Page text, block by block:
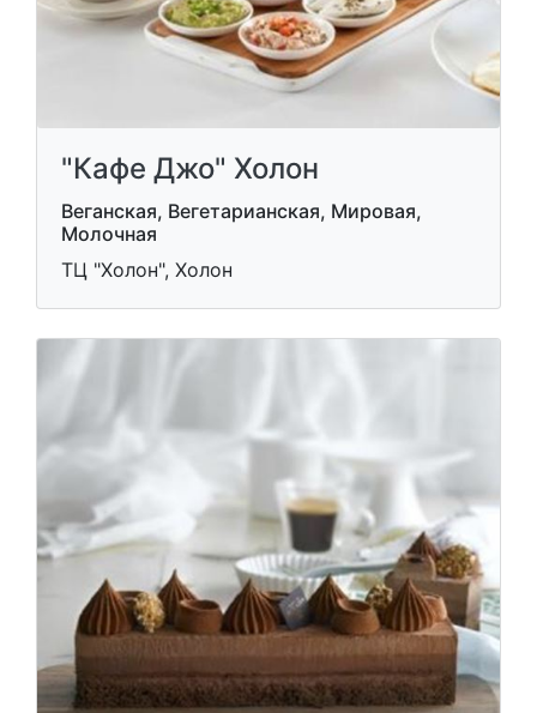
"Кафе Джо" Холон
Веганская, Вегетарианская, Мировая,
Молочная
ТЦ "Холон", Холон